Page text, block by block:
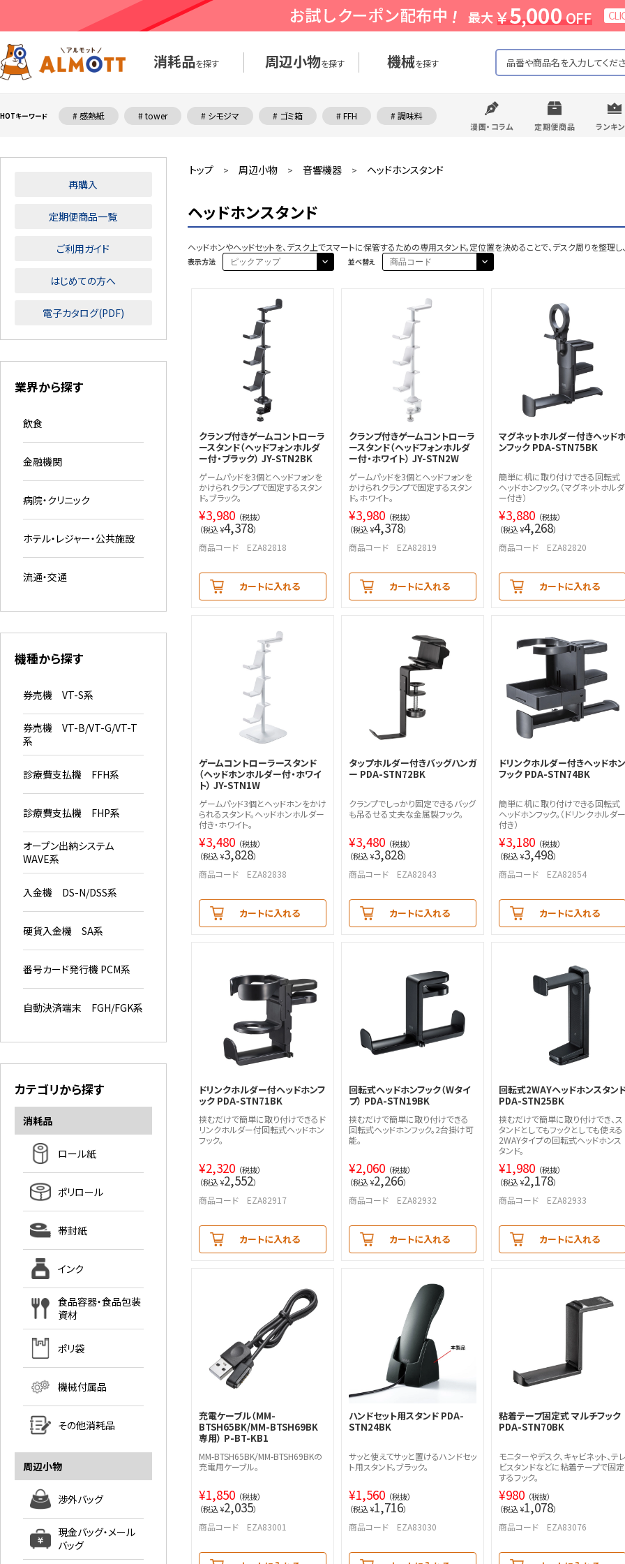
消耗品を探す 周辺小物を探す 機械を探す
HOTキーワード # 感熱紙 # tower # シモジマ # ゴミ箱 # FFH # 調味料
漫画・コラム 定期便商品 ランキ
再購入
定期便商品一覧
ご利用ガイド
はじめての方へ
電子カタログ(PDF)
業界から探す
飲食
金融機関
病院・クリニック
ホテル・レジャー・公共施設
流通・交通
機種から探す
券売機 VT-S系
券売機 VT-B/VT-G/VT-T
系
診療費支払機 FFH系
診療費支払機 FHP系
オープン出納システム
WAVE系
入金機 DS-N/DSS系
硬貨入金機 SA系
番号カード発行機 PCM系
自動決済端末 FGH/FGK系
カテゴリから探す
消耗品
ロール紙
ポリロール
帯封紙
インク
食品容器・食品包装
資材
ポリ袋
機械付属品
その他消耗品
周辺小物
渉外バッグ
現金バッグ・メール
バッグ
トップ > 周辺小物 > 音響機器 > ヘッドホンスタンド
ヘッドホンスタンド
ヘッドホンやヘッドセットを、デスク上でスマートに保管するための専用スタンド。定位置を決めることで、デスク周りを整理
表示方法 並べ替え
クランプ付きゲームコントローラ
ースタンド（ヘッドフォンホルダ
ー付・ブラック） JY-STN2BK
ゲームパッドを3個とヘッドフォンを
かけられクランプで固定するスタン
ド。ブラック。
¥3,980 （税抜）
（税込 ¥4,378）
商品コード EZA82818
カートに入れる
クランプ付きゲームコントローラ
ースタンド（ヘッドフォンホルダ
ー付・ホワイト） JY-STN2W
ゲームパッドを3個とヘッドフォンを
かけられクランプで固定するスタン
ド。ホワイト。
¥3,980 （税抜）
（税込 ¥4,378）
商品コード EZA82819
カートに入れる
マグネットホルダー付きヘッド
ンフック PDA-STN75BK
簡単に机に取り付けできる回転式
ヘッドホンフック。（マグネットホルダ
ー付き）
¥3,880 （税抜）
（税込 ¥4,268）
商品コード EZA82820
カートに入れる
ゲームコントローラースタンド
（ヘッドホンホルダー付・ホワイ
ト） JY-STN1W
ゲームパッド3個とヘッドホンをかけ
られるスタンド。ヘッドホンホルダー
付き・ホワイト。
¥3,480 （税抜）
（税込 ¥3,828）
商品コード EZA82838
カートに入れる
タップホルダー付きバッグハンガ
ー PDA-STN72BK
クランプでしっかり固定できるバッグ
も吊るせる丈夫な金属製フック。
¥3,480 （税抜）
（税込 ¥3,828）
商品コード EZA82843
カートに入れる
ドリンクホルダー付きヘッドホン
フック PDA-STN74BK
簡単に机に取り付けできる回転式
ヘッドホンフック。（ドリンクホルダー
付き）
¥3,180 （税抜）
（税込 ¥3,498）
商品コード EZA82854
カートに入れる
ドリンクホルダー付ヘッドホンフ
ック PDA-STN71BK
挟むだけで簡単に取り付けできるド
リンクホルダー付回転式ヘッドホン
フック。
¥2,320 （税抜）
（税込 ¥2,552）
商品コード EZA82917
カートに入れる
回転式ヘッドホンフック（Wタイ
プ） PDA-STN19BK
挟むだけで簡単に取り付けできる
回転式ヘッドホンフック。2台掛け可
能。
¥2,060 （税抜）
（税込 ¥2,266）
商品コード EZA82932
カートに入れる
回転式2WAYヘッドホンスタン
PDA-STN25BK
挟むだけで簡単に取り付けでき、ス
タンドとしてもフックとしても使える
2WAYタイプの回転式ヘッドホンス
タンド。
¥1,980 （税抜）
（税込 ¥2,178）
商品コード EZA82933
カートに入れる
充電ケーブル（MM-
BTSH65BK/MM-BTSH69BK
専用） P-BT-KB1
MM-BTSH65BK/MM-BTSH69BKの
充電用ケーブル。
¥1,850 （税抜）
（税込 ¥2,035）
商品コード EZA83001
ハンドセット用スタンド PDA-
STN24BK
サッと使えてサッと置けるハンドセッ
ト用スタンド。ブラック。
¥1,560 （税抜）
（税込 ¥1,716）
商品コード EZA83030
粘着テープ固定式 マルチフック
PDA-STN70BK
モニターやデスク、キャビネット、テ
ビスタンドなどに粘着テープで固定
するフック。
¥980 （税抜）
（税込 ¥1,078）
商品コード EZA83076